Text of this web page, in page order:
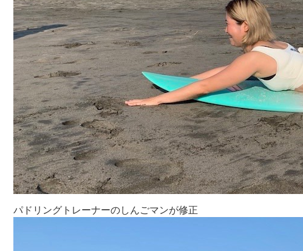
パドリングトレーナーのしんごマンが修正